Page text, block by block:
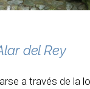
del Rey
a través de la